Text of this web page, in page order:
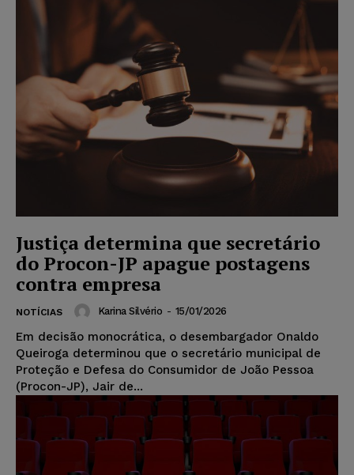
Justiça determina que secretário
do Procon-JP apague postagens
contra empresa
NOTÍCIAS Karina Silvério - 15/01/2026
Em decisão monocrática, o desembargador Onaldo
Queiroga determinou que o secretário municipal de
Proteção e Defesa do Consumidor de João Pessoa
(Procon-JP), Jair de...